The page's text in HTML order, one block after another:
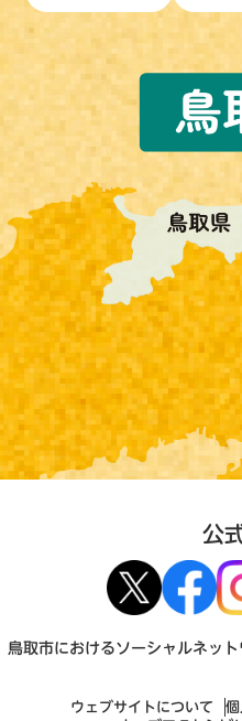
公
鳥取市におけるソーシャルネッ
ウェブサイトについて
個